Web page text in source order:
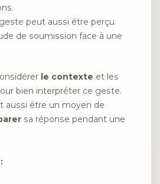
peut aussi être perçu
de soumission face à une
le contexte et les
bien interpréter ce geste.
aussi être un moyen de
sa réponse pendant une